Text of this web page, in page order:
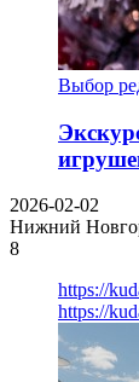
Выбор
2026-02-02
Нижний
8
https://
https://